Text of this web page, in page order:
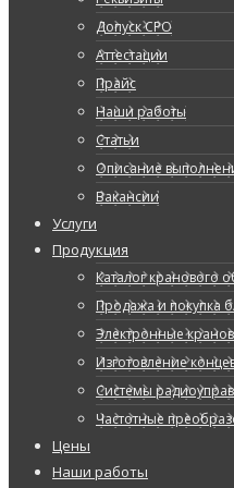
Допуск СРО
Аттестации
Прайс
Наши работы
Статьи
Описание
Вакансии
Услуги
Продукция
Каталог кранового
Продажа и покупка
Электронные
Изготовление
Системы
Частотные
Цены
Наши работы